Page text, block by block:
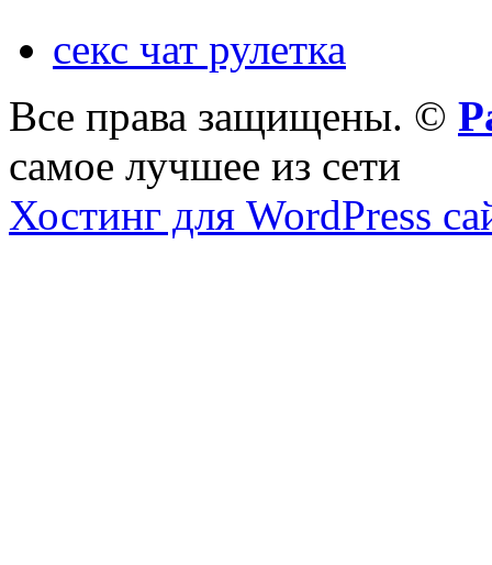
секс чат рулетка
Все права защищены. ©
самое лучшее из сети
Хостинг для WordPress